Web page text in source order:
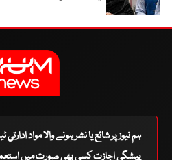
ہم نیوز پر شائع یا نشر ہونے والا مواد
پیشگی اجازت کسی بھی صورت میں